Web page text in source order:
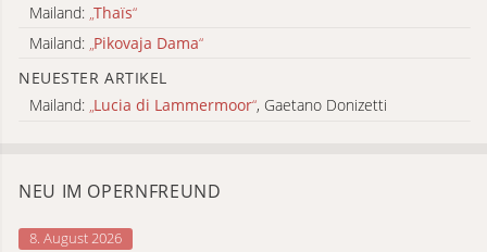
Mailand: „Thaïs“
Mailand: „Pikovaja Dama“
NEUESTER ARTIKEL
Mailand: „Lucia di Lammermoor“, Gaetano Donizetti
NEU IM OPERNFREUND
8. August 2026